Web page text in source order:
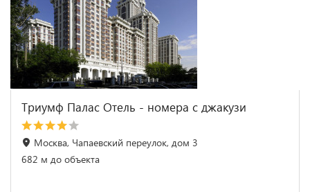
Триумф Палас Отель - номера с джакузи
Москва, Чапаевский переулок, дом 3
682 м до объекта